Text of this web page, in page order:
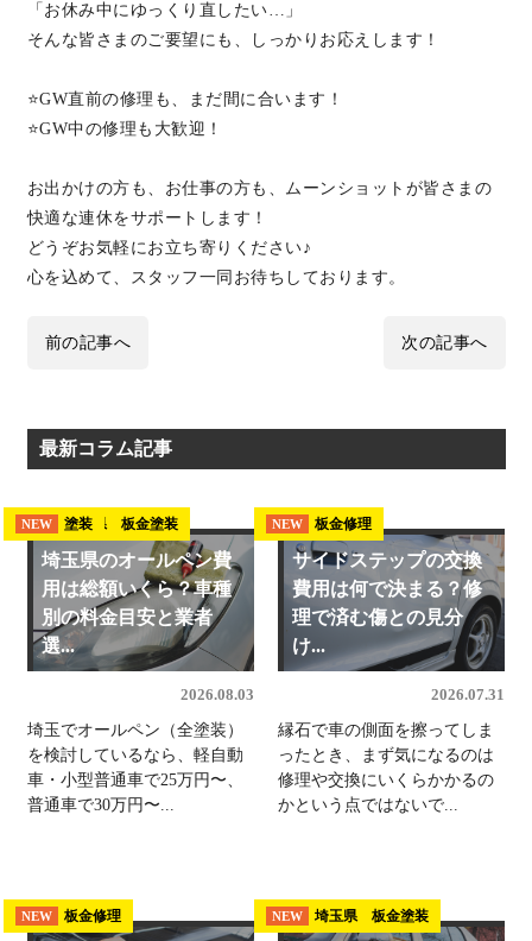
「お休み中にゆっくり直したい…」
そんな皆さまのご要望にも、しっかりお応えします！
⭐️GW直前の修理も、まだ間に合います！
⭐️GW中の修理も大歓迎！
お出かけの方も、お仕事の方も、ムーンショットが皆さまの
快適な連休をサポートします！
どうぞお気軽にお立ち寄りください♪
心を込めて、スタッフ一同お待ちしております。
前の記事へ 次の記事へ
最新コラム記事
NEW 埼玉県 板金塗装
NEW 塗装
埼玉県のオールペン費
用は総額いくら？車種
別の料金目安と業者
選...
2026.08.03
埼玉でオールペン（全塗装）
を検討しているなら、軽自動
車・小型普通車で25万円〜、
普通車で30万円〜...
NEW 板金修理
サイドステップの交換
費用は何で決まる？修
理で済む傷との見分
け...
2026.07.31
縁石で車の側面を擦ってしま
ったとき、まず気になるのは
修理や交換にいくらかかるの
かという点ではないで...
NEW 板金修理 NEW 埼玉県 板金塗装